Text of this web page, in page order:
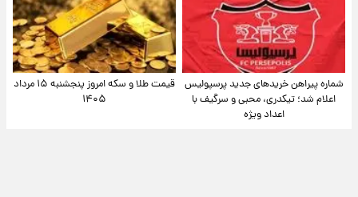
شماره پیراهن خریدهای جدید پرسپولیس
اعلام شد؛ تیکدری، محبی و سرگیف با
اعداد ویژه
قیمت طلا و سکه امروز پنجشنبه ۱۵ مرداد
۱۴۰۵